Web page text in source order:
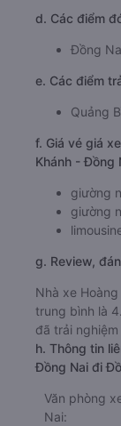
d. Các điểm
Đồng
e. Các điểm
Quảng
f. Giá vé giá
Khánh - Đồng
giường
giường
g. Review,
Nhà xe
trung bình là
đã trải
h. Thông tin
Đồng Nai đi
Văn phòng
Nai: